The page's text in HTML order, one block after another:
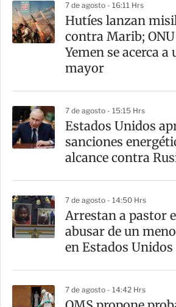
7 de agosto - 16:11 Hrs
Hutíes lanzan
contra Marib;
Yemen se acerca
mayor
7 de agosto - 15:15 Hrs
Estados Unidos
sanciones
alcance contra
7 de agosto - 14:50 Hrs
Arrestan a pastor
abusar de un
en Estados Unidos
7 de agosto - 14:42 Hrs